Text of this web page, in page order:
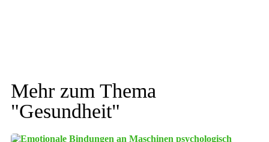
Mehr zum Thema
"Gesundheit"